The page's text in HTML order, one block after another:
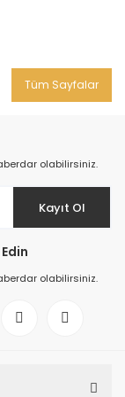
Tüm Sayfalar
olabilirsiniz.
Kayıt Ol
olabilirsiniz.